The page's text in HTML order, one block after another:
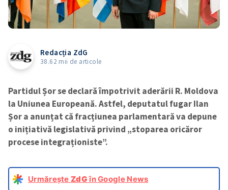
Redacția ZdG
38.62 mii de articole
Partidul Șor se declară împotrivit aderării R. Moldova
la Uniunea Europeană. Astfel, deputatul fugar Ilan
Șor a anunțat că fracțiunea parlamentară va depune
o inițiativă legislativă privind „stoparea oricăror
procese integraționiste”.
Urmărește ZdGîn Google News